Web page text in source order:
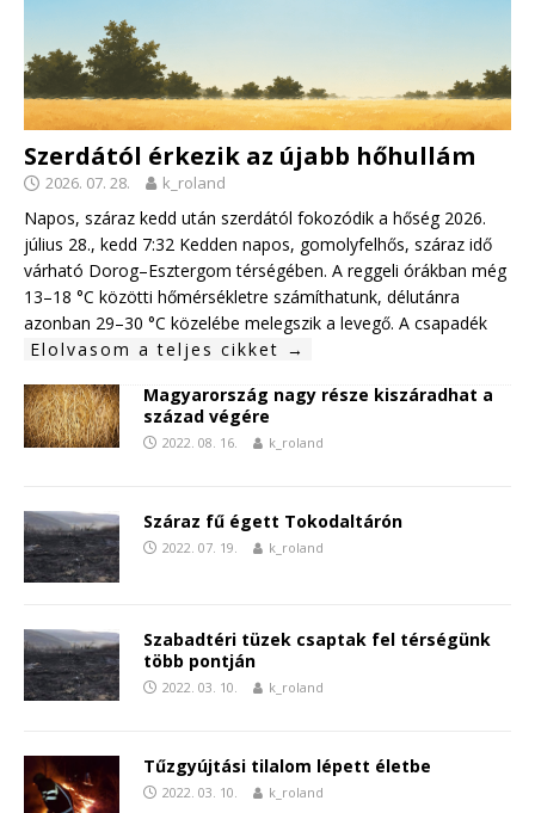
Szerdától érkezik az újabb hőhullám
2026. 07. 28. k_roland
Napos, száraz kedd után szerdától fokozódik a hőség 2026.
július 28., kedd 7:32 Kedden napos, gomolyfelhős, száraz idő
várható Dorog–Esztergom térségében. A reggeli órákban még
13–18 °C közötti hőmérsékletre számíthatunk, délutánra
azonban 29–30 °C közelébe melegszik a levegő. A csapadék
Elolvasom a teljes cikket →
Magyarország nagy része kiszáradhat a
század végére
2022. 08. 16. k_roland
Száraz fű égett Tokodaltárón
2022. 07. 19. k_roland
Szabadtéri tüzek csaptak fel térségünk
több pontján
2022. 03. 10. k_roland
Tűzgyújtási tilalom lépett életbe
2022. 03. 10. k_roland